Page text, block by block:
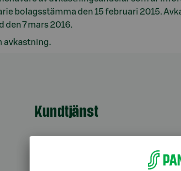
bolagsstämma den 15 februari 2015.
7 mars 2016.
avkastning.
Kundtjänst